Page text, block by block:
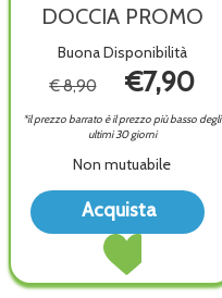
DOCCIA PROMO
Buona Disponibilità
€ 8,90 €7,90
*il prezzo barrato è il prezzo più basso degli
ultimi 30 giorni
Non mutuabile
Acquista
Acquista AVEENO
BAGNO